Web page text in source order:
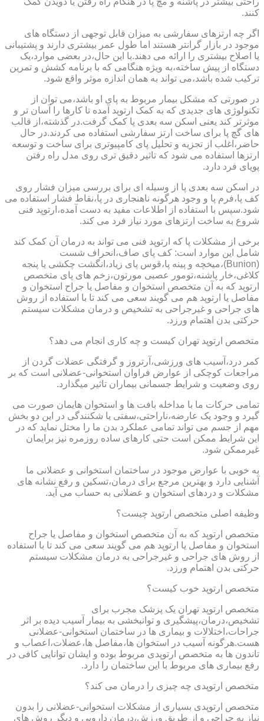
کنند.
اگر چه ارتزهای سفارشی به میزان قابل توجهی از دستگاه های
موجود در بازار گرانتر هستند اما طول عمر بیشتری دارند و پشتیبانی
یا اصلاح بیشتری را ارائه می دهند.با این حال،در بعضی موارد،یک
دستگاه از پیش ساخته،به ویژه هنگامی که با برنامه کشش و تمرین
ترکیب شده باشد،می تواند به همان اندازه موثر واقع شود.
در صورتی که مشکل بیمار مربوط به پای او باشد،می توان از
تکنولوژی های جدیدی که به کمک ارتوپد آمده تا کارها را آسان تر و
موثرتر کند یعنی اسکن سه بعدی پا کمک گرفت.در گذشته،از قالب
های گچ پا برای ساخت ارتز سفارشی استفاده می کردند.در حال
حاضر،اغلب از تجزیه و تحلیل پای کامپیوتری برای ساخت و توسعه
ارتزها استفاده می شود که تاثیر دقیق تری روی مدل راه رفتن
پویای فرد دارد.
در اسکن سه بعدی پا از وسیله ای برای بررسی میزان فشار روی
کف پا،فرم پا و وجود هرگونه ناهنجاری در پا،نقاط فشار استفاده می
شود.سپس با استفاده از اطلاعات مفید به دست آمده،ارتوپد فنی
شروع به ساخت ارتزهای مورد نیاز فرد می کند.
برخی از مشکلات پا که ارتوپد فنی می تواند به درمان آن کمک کند
شامل این موارد است: کف پای صاف،انحراف شست
(Bunion)،میخچه و پینه پا،قوس پای زیاد،انگشت چکشی یا پنجه
کلاغی،خار پاشنه،تومور عصبی مورتون،زخم های پای متخصص
ارتوپد که به آن متخصص استخوان و مفاصل یا جراح استخوان و
مفاصل یا ارتوپد هم می گویند سعی می کند تا با استفاده از روش
های جراحی و غیرجراحی به تشخیص و درمان مشکلات سیستم
حرکتی بدن اهتمام ورزد.
متخصص ارتوپد تهران کیست و چه کاری انجام می دهد؟
کمر درد،آسیب های ورزشی،آرتروز و گرفتگی عضلات گردن از
مراجعات کوچکی از عوارض فراوان استخوانی-عضلانی است که بر
روی وضعیت و شرایط جسمانی بیماران تاثیر میگذارد.
تمامی حرکات ما با مداخله بافت ها و استخوان هایمان صورت می
گیرد و وجود یک عارضه،ناراحتی،سفتی یا شکنندگی در این دو بخش
مهم از جسم می تواند تمامی عملکرد بدن ما را مختل نماید که در
این شرایط ممکن است حتی کارهای ساده روزمره نیز برایمان
غیرممکن شود.
به خوبی با عوارض موجود در ساختمان استخوانی و عضلانی ما
آشنایی دارد و بهترین مرجع برای درمان،تسکین و رفع نشانه های
مشکلات و دردهای استخوان و عضلانی به حساب می آید.
وظیفه اصلی متخصص ارتوپد چیست؟
متخصص ارتوپد که به آن متخصص استخوان و مفاصل یا جراح
استخوان و مفاصل یا ارتوپد هم می گویند سعی می کند تا با استفاده
از روش های جراحی و غیرجراحی به درمان مشکلات سیستم
حرکتی بدن اهتمام ورزد.
متخصص ارتوپد خوب کیست؟
متخصص ارتوپد تهران یک پزشک مجرب برای
تشخیص،درمان،پیشگیری و توانبخشی به بیمار آسیب دیده بر اثر
جراحات،اختلالات و بیماری ها در ساختمان استخوانی-عضلانی
هست.هرگونه آسیب در استخوان ها،مفاصل ها،عضلات،اعصاب و
تاندون ها به متخصص ارتوپدی مربوط بوده و ایشان توانایی کافی در
رفع بیماری های مربوط با این ساختمان را دارد.
متخصص ارتوپدی چه چیزی را درمان می کند؟
متخصص ارتوپدی بسیاری از مشکلات استخوانی-عضلانی را بدون
نیاز به جراحی و از طریق ورزش،درمان دارویی و دیگر روش های